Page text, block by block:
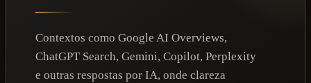
Contextos como Google AI Overviews,
ChatGPT Search, Gemini, Copilot, Perplexity
e outras respostas por IA, onde clareza